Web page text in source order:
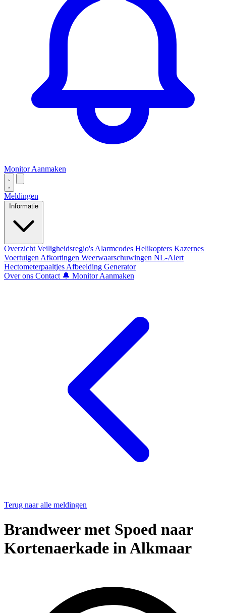
Monitor Aanmaken
Meldingen
Informatie
Overzicht Veiligheidsregio's Alarmcodes Helikopters Kazernes
Voertuigen Afkortingen Weerwaarschuwingen NL-Alert
Hectometerpaaltjes Afbeelding Generator
Over ons Contact 🔔 Monitor Aanmaken
Terug naar alle meldingen
Brandweer met Spoed naar
Kortenaerkade in Alkmaar